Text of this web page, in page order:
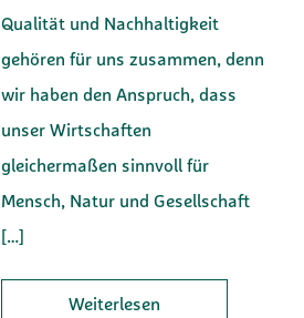
Qualität und Nachhaltigkeit
gehören für uns zusammen, denn
wir haben den Anspruch, dass
unser Wirtschaften
gleichermaßen sinnvoll für
Mensch, Natur und Gesellschaft
[…]
Weiterlesen